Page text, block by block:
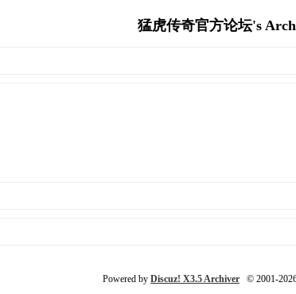
猛虎传奇官方论坛's
Powered by Discuz! X3.5 Archiver © 2001-